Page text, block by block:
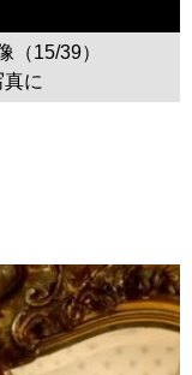
（15/39）
に